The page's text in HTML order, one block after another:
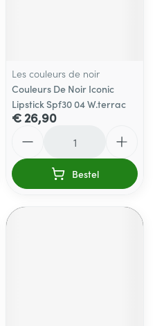
Les couleurs de noir
Couleurs De Noir Iconic
Lipstick Spf30 04 W.terrac
€ 26,90
Bestel